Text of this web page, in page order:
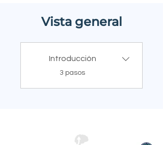
Vista general
Introducción
.
3 pasos